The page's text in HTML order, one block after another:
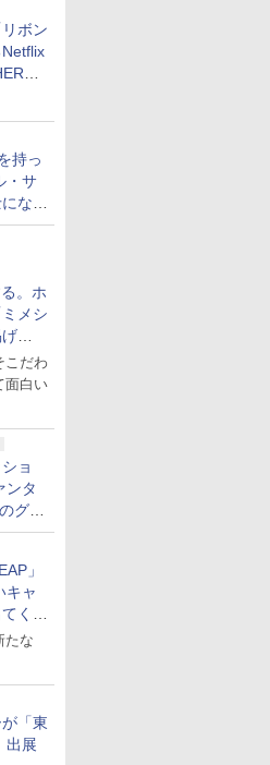
ボン
持っ
・サ
なっ
。ホ
メシ
【講
こだわ
面白い
ョ
ンタ
グッ
」
キャ
くる
たな
「東
出展